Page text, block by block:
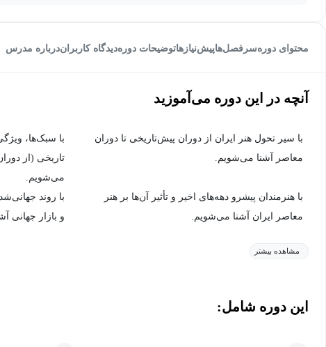
محتوای دورهسرفصل‌هاپیش‌نیاز‌هاتوضیحات دورهدیدگاه کاربراندرباره مدرس
آنچه در این دوره می‌آموزید
با سیر تحول هنر ایران از دوران پیش‌تاریخی تا دوران
معاصر آشنا می‌شویم.
با سبک‌ها،
تاریخی (از
می‌شویم.
با هنرمندان پیشرو دهه‌های اخیر و تأثیر آن‌ها بر هنر
معاصر ایران آشنا می‌شویم.
با روند
و بازار جهانی
مشاهده بیشتر
این دوره شامل: